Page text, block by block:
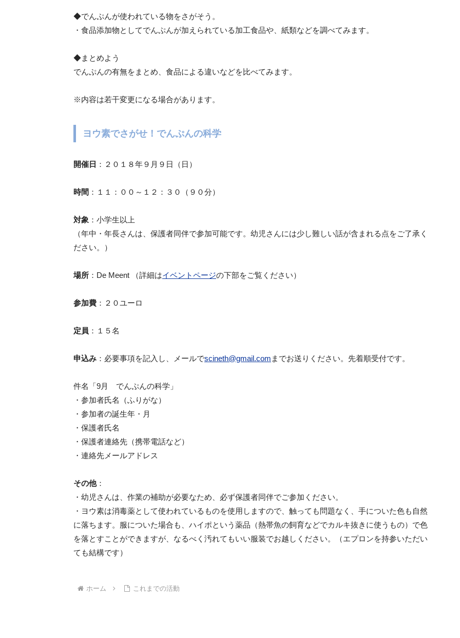
◆でんぷんが使われている物をさがそう。
・食品添加物としてでんぷんが加えられている加工食品や、紙類などを調べてみます。
◆まとめよう
でんぷんの有無をまとめ、食品による違いなどを比べてみます。
※内容は若干変更になる場合があります。
ヨウ素でさがせ！でんぷんの科学
開催日 ：２０１８年９月９日（日）
時間 ：１１：００～１２：３０（９０分）
対象 ：小学生以上
（年中・年長さんは、保護者同伴で参加可能です。幼児さんには少し難しい話が含まれる点をご了承く
ださい。）
場所 ：De Meent （詳細はイベントページの下部をご覧ください）
参加費 ：２０ユーロ
定員 ：１５名
申込み ：必要事項を記入し、メールでscineth@gmail.com までお送りください。先着順受付です。
件名「9月 でんぷんの科学」
・参加者氏名（ふりがな）
・参加者の誕生年・月
・保護者氏名
・保護者連絡先（携帯電話など）
・連絡先メールアドレス
その他：
・幼児さんは、作業の補助が必要なため、必ず保護者同伴でご参加ください。
・ヨウ素は消毒薬として使われているものを使用しますので、触っても問題なく、手についた色も自然
に落ちます。服についた場合も、ハイポという薬品（熱帯魚の飼育などでカルキ抜きに使うもの）で色
を落とすことができますが、なるべく汚れてもいい服装でお越しください。（エプロンを持参いただい
ても結構です）
ホーム これまでの活動